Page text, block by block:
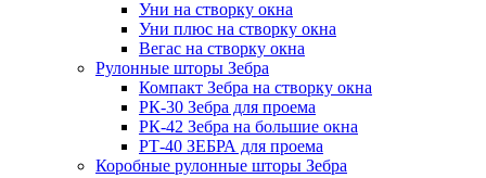
Уни на створку окна
Уни плюс на створку окна
Вегас на створку окна
Рулонные шторы Зебра
Компакт Зебра на створку окна
РК-30 Зебра для проема
РК-42 Зебра на большие окна
РТ-40 ЗЕБРА для проема
Коробные рулонные шторы Зебра